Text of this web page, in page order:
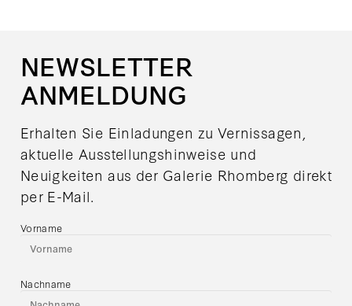
NEWSLETTER
ANMELDUNG
Erhalten Sie Einladungen zu Vernissagen,
aktuelle Ausstellungshinweise und
Neuigkeiten aus der Galerie Rhomberg direkt
per E-Mail.
Vorname
Nachname